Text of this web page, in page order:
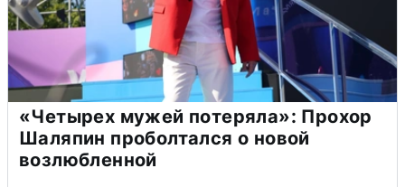
«Четырех мужей потеряла»: Прохор
Шаляпин проболтался о новой
возлюбленной